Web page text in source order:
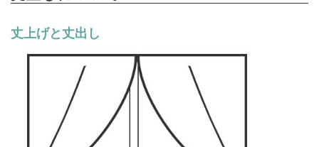
丈上げと丈出し